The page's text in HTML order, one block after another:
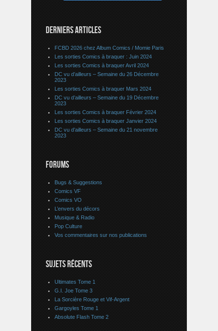
DERNIERS ARTICLES
FCBD 2026 chez Album Comics / Momie Paris
Les sorties Comics à braquer : Juin 2024
Les sorties Comics à braquer Avril 2024
DC vu d’ailleurs – Semaine du 26 Décembre
2023
Les sorties Comics à braquer Mars 2024
DC vu d’ailleurs – Semaine du 19 Décembre
2023
Les sorties Comics à braquer Février 2024
Les sorties Comics à braquer Janvier 2024
DC vu d’ailleurs – Semaine du 21 novembre
2023
FORUMS
Bugs & Suggestions
Comics VF
Comics VO
L’envers du décors
Musique & Radio
Pop Culture
Vos commentaires sur nos publications
SUJETS RÉCENTS
Ultimates Tome 1
G.I. Joe Tome 3
La Sorcière Rouge et Vif-Argent
Gargoyles Tome 1
Absolute Flash Tome 2